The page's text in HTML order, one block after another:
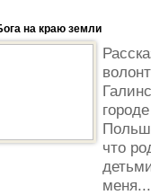
на краю земли
что
меня...